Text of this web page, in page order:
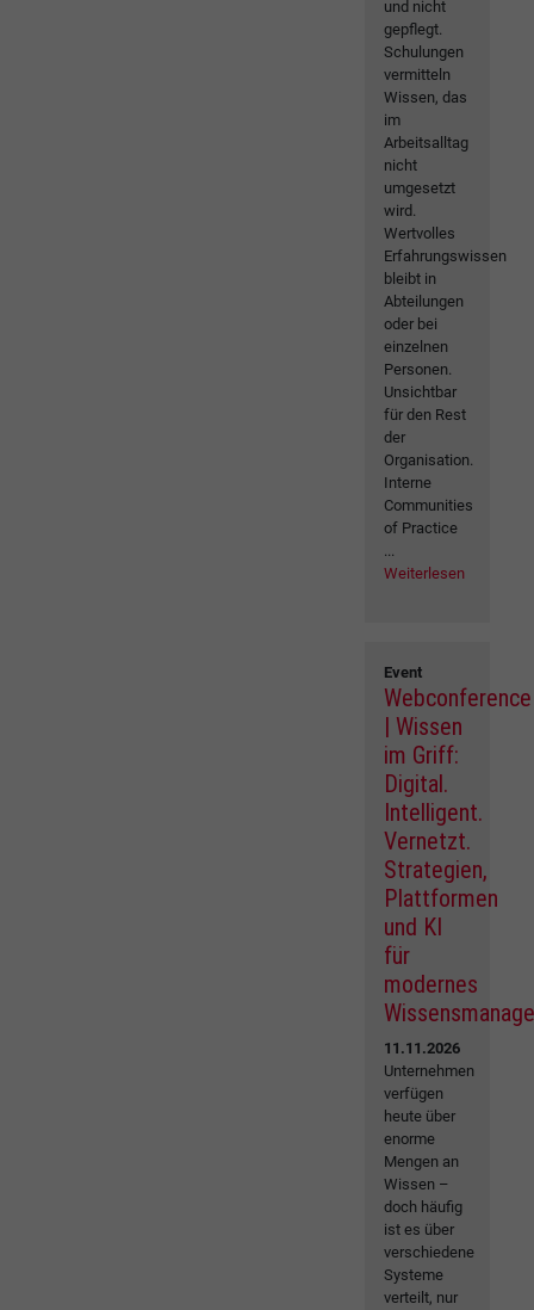
und nicht
gepflegt.
Schulungen
vermitteln
Wissen, das
im
Arbeitsalltag
nicht
umgesetzt
wird.
Wertvolles
Erfahrungswissen
bleibt in
Abteilungen
oder bei
einzelnen
Personen.
Unsichtbar
für den Rest
der
Organisation.
Interne
Communities
of Practice
...
Weiterlesen
Event
Webconference
| Wissen
im Griff:
Digital.
Intelligent.
Vernetzt.
Strategien,
Plattformen
und KI
für
modernes
11.11.2026
Unternehmen
verfügen
heute über
enorme
Mengen an
Wissen –
doch häufig
ist es über
verschiedene
Systeme
verteilt, nur